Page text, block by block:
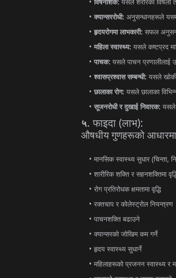
विषनाशक यसले शरीरका विषैला
क्यान्सररोधी: अनुसन्धानहरूले
हृदयरोगमा लाभकारी: सफल
महिला स्वास्थ्य: यसले कष्टप्रद
पाचक: यसले पाचन प्रणालीलाई
श्वासप्रश्वास सम्बन्धी: यसले
छालाका रोग: यसले छालाका
सूजनरोधी र दुखाई निवारक: यसले
५.फाइदा (लाभ):
औषधीय गुणहरूको आधारमा
मानसिक स्वास्थ्य सुधार (चिन्ता,
शारीरिक शक्ति र सहनशक्तिमा
रोग प्रतिरोधक क्षमतामा वृद्धि
रक्तचाप र कोलेस्ट्रोल नियन्त्रण
पाचनशक्ति बढाउने
क्यान्सरको जोखिम कम गर्ने
हृदय स्वास्थ्य सुधार्ने
महिलाहरूको प्रजनन स्वास्थ्य र